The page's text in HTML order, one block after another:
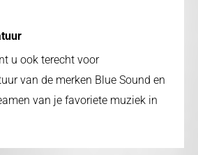
u ook terecht voor
van de merken Blue Sound en
van je favoriete muziek in